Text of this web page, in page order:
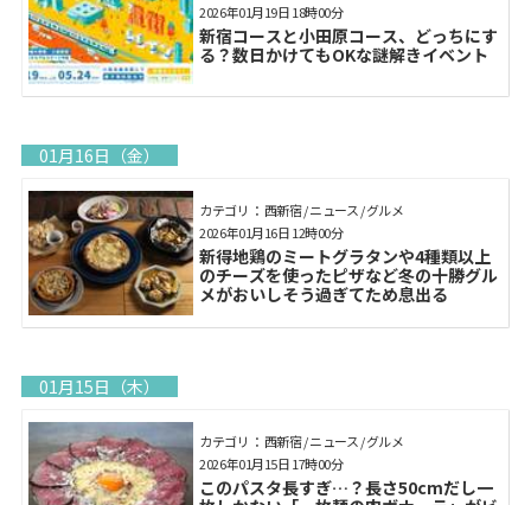
新宿コースと小田原コース、どっちにす
る？数日かけてもOKな謎解きイベント
2026年01月19日 18時00分
01月16日（金）
カテゴリ： 西新宿 / ニュース / グルメ
新得地鶏のミートグラタンや4種類以上
のチーズを使ったピザなど冬の十勝グル
メがおいしそう過ぎてため息出る
2026年01月16日 12時00分
01月15日（木）
カテゴリ： 西新宿 / ニュース / グルメ
このパスタ長すぎ…？長さ50cmだし一
2026年01月15日 17時00分